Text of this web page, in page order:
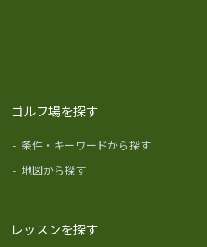
ゴルフ場を探す
- 条件・キーワードから探す
- 地図から探す
レッスンを探す